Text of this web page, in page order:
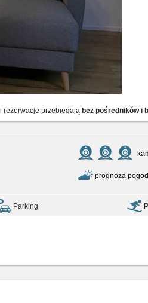
rezerwacje przebiegają bez pośredników i
prognoza
Parking